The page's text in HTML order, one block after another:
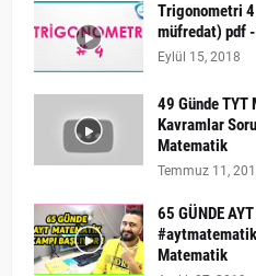
Trigonometri
müfredat) pdf
Eylül 15, 2018
49 Günde TYT
Kavramlar
Matematik
Temmuz 11,
65 GÜNDE
Matematik